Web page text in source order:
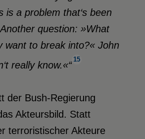
is a problem that‘s been
question: »What
want to break into?« John
really know.«“
15
der Bush-Regierung
Akteursbild. Statt
terroristischer Akteure